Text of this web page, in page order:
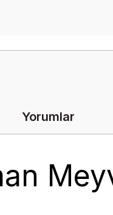
Yorumlar